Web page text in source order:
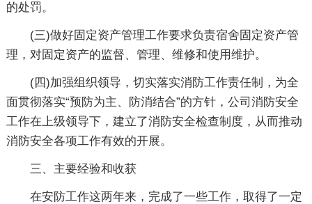
的处罚。
(三)做好固定资产管理工作要求负责宿舍固定资产管
理，对固定资产的监督、管理、维修和使用维护。
(四)加强组织领导，切实落实消防工作责任制，为全
面贯彻落实“预防为主、防消结合”的方针，公司消防安全
工作在上级领导下，建立了消防安全检查制度，从而推动
消防安全各项工作有效的开展。
三、主要经验和收获
在安防工作这两年来，完成了一些工作，取得了一定